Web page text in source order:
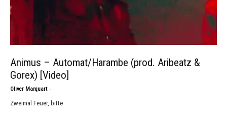
Animus – Automat/Harambe (prod. Aribeatz &
Gorex) [Video]
Oliver Marquart -
Zweimal Feuer, bitte